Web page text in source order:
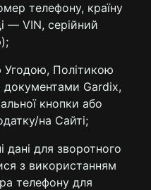
телефону, країну
— VIN, серійний
Угодою, Політикою
документами Gardix,
кнопки або
на Сайті;
дані для зворотного
з використанням
телефону для